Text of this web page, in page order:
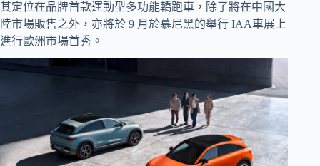
其定位在品牌首款運動型多功能轎跑車，除了將在中國大
陸市場販售之外，亦將於 9 月於慕尼黑的舉行 IAA車展上
進行歐洲市場首秀。